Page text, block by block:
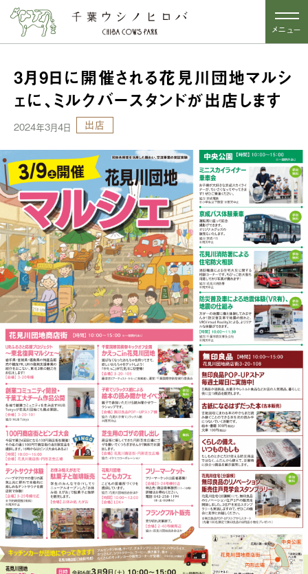
メニュー
3月9日に開催される花見川団地マルシ
ェに、ミルクバースタンドが出店します
2024年3月4日 出店